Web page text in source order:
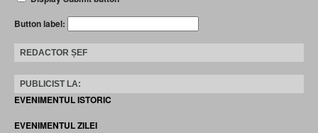
Button label:
REDACTOR ȘEF
PUBLICIST LA:
EVENIMENTUL ISTORIC
EVENIMENTUL ZILEI